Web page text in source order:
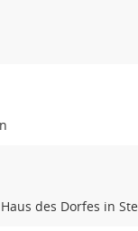
des Dorfes in